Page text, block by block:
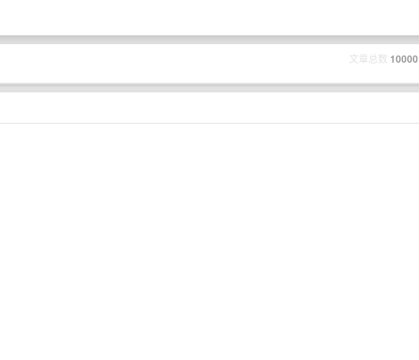
文章总数 10000